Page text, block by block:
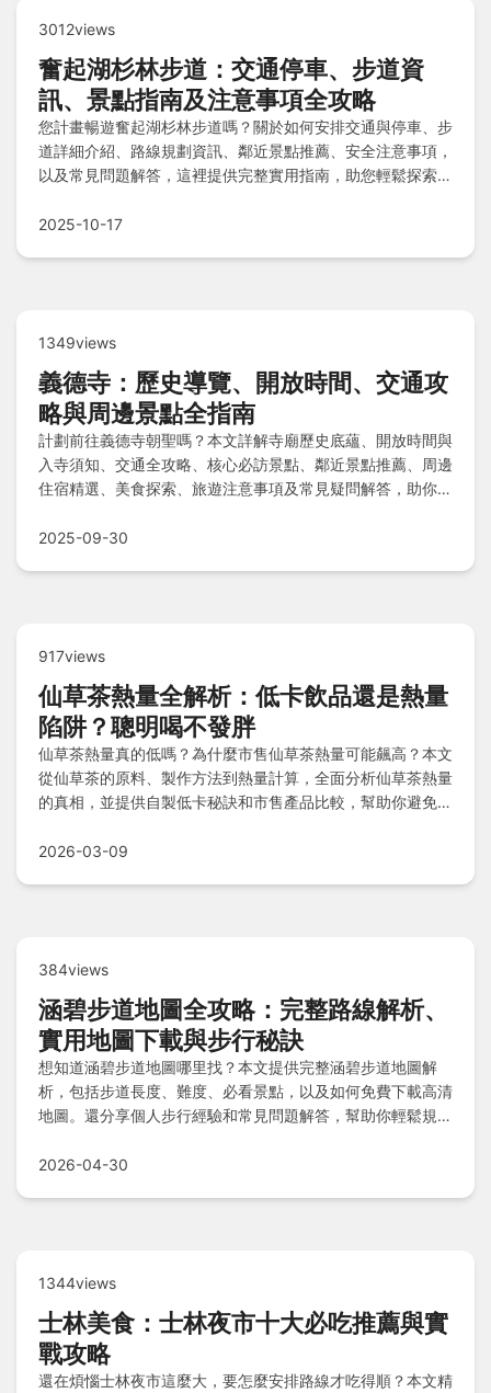
3012views
奮起湖杉林步道：交通停車、步道資
訊、景點指南及注意事項全攻略
您計畫暢遊奮起湖杉林步道嗎？關於如何安排交通與停車、步
道詳細介紹、路線規劃資訊、鄰近景點推薦、安全注意事項，
以及常見問題解答，這裡提供完整實用指南，助您輕鬆探索這
2025-10-17
1349views
義德寺：歷史導覽、開放時間、交通攻
略與周邊景點全指南
計劃前往義德寺朝聖嗎？本文詳解寺廟歷史底蘊、開放時間與
入寺須知、交通全攻略、核心必訪景點、鄰近景點推薦、周邊
住宿精選、美食探索、旅遊注意事項及常見疑問解答，助你打
2025-09-30
917views
仙草茶熱量全解析：低卡飲品還是熱量
陷阱？聰明喝不發胖
仙草茶熱量真的低嗎？為什麼市售仙草茶熱量可能飆高？本文
從仙草茶的原料、製作方法到熱量計算，全面分析仙草茶熱量
的真相，並提供自製低卡秘訣和市售產品比較，幫助你避免隱
2026-03-09
384views
涵碧步道地圖全攻略：完整路線解析、
實用地圖下載與步行秘訣
想知道涵碧步道地圖哪里找？本文提供完整涵碧步道地圖解
析，包括步道長度、難度、必看景點，以及如何免費下載高清
地圖。還分享個人步行經驗和常見問題解答，幫助你輕鬆規劃
2026-04-30
1344views
士林美食：士林夜市十大必吃推薦與實
戰攻略
還在煩惱士林夜市這麼大，要怎麼安排路線才吃得順？本文精